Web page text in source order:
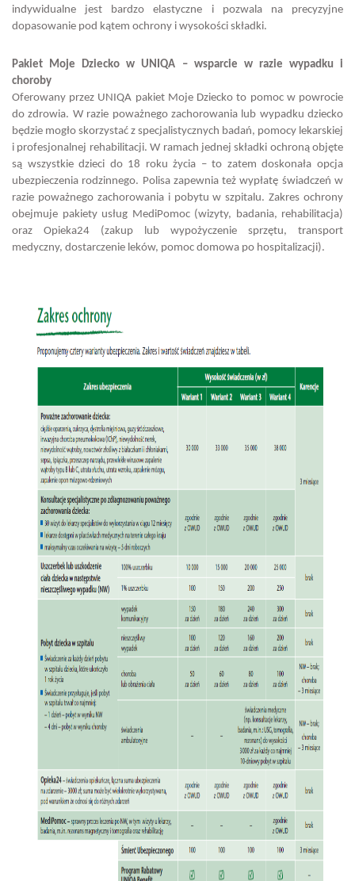
indywidualne jest bardzo elastyczne i pozwala na precyzyjne
dopasowanie pod kątem ochrony i wysokości składki.
Pakiet Moje Dziecko w UNIQA – wsparcie w razie wypadku i
choroby
Oferowany przez UNIQA pakiet Moje Dziecko to pomoc w powrocie
do zdrowia. W razie poważnego zachorowania lub wypadku dziecko
będzie mogło skorzystać z specjalistycznych badań, pomocy lekarskiej
i profesjonalnej rehabilitacji. W ramach jednej składki ochroną objęte
są wszystkie dzieci do 18 roku życia – to zatem doskonała opcja
ubezpieczenia rodzinnego. Polisa zapewnia też wypłatę świadczeń w
razie poważnego zachorowania i pobytu w szpitalu. Zakres ochrony
obejmuje pakiety usług MediPomoc (wizyty, badania, rehabilitacja)
oraz Opieka24 (zakup lub wypożyczenie sprzętu, transport
medyczny, dostarczenie leków, pomoc domowa po hospitalizacji).